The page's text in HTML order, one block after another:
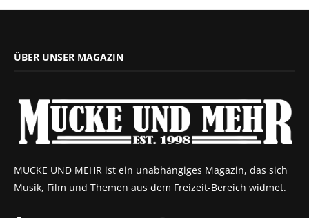
ÜBER UNSER MAGAZIN
MUCKE UND MEHR ist ein unabhängiges Magazin, das sich
Musik, Film und Themen aus dem Freizeit-Bereich widmet.